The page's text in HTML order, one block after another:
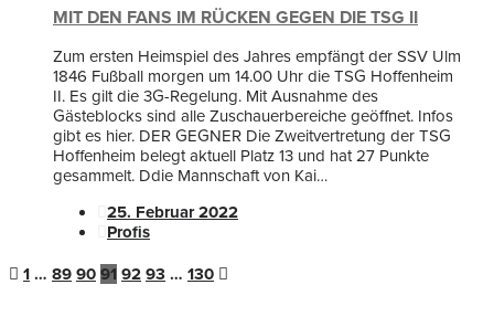
MIT DEN FANS IM RÜCKEN GEGEN DIE TSG II
Zum ersten Heimspiel des Jahres empfängt der SSV Ulm
1846 Fußball morgen um 14.00 Uhr die TSG Hoffenheim
II. Es gilt die 3G-Regelung. Mit Ausnahme des
Gästeblocks sind alle Zuschauerbereiche geöffnet. Infos
gibt es hier. DER GEGNER Die Zweitvertretung der TSG
Hoffenheim belegt aktuell Platz 13 und hat 27 Punkte
gesammelt. Ddie Mannschaft von Kai…
25. Februar 2022
Profis
1 … 89 90 91 92 93 … 130